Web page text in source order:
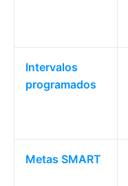
Intervalos
programados
Metas SMART